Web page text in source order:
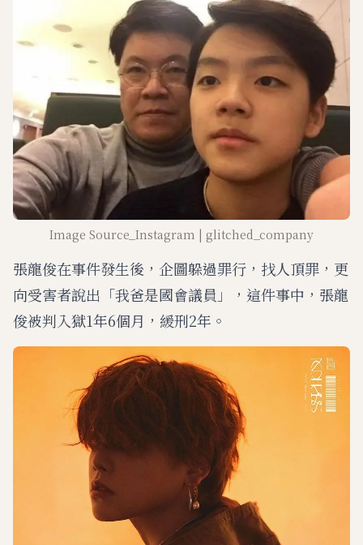
Image Source_Instagram | glitched_company
張龍俊在事件發生後，企圖躲過罪行，找人頂罪，更
向受害者說出「我爸是國會議員」，這件事中，張龍
俊被判入獄1年6個月，緩刑2年。